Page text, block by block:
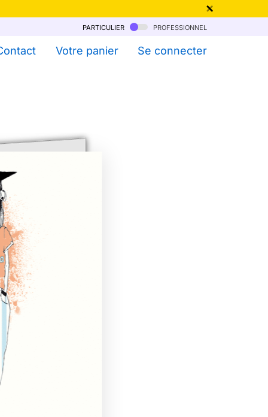
particulier professionnel
Votre panier Se connecter